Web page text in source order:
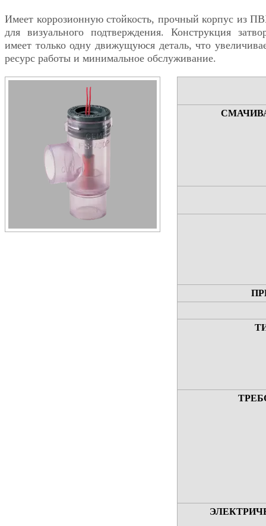
Имеет коррозионную стойкость, прочный корпус из
для визуального подтверждения. Конструкция
имеет только одну движущуюся деталь, что
ресурс работы и минимальное обслуживание.